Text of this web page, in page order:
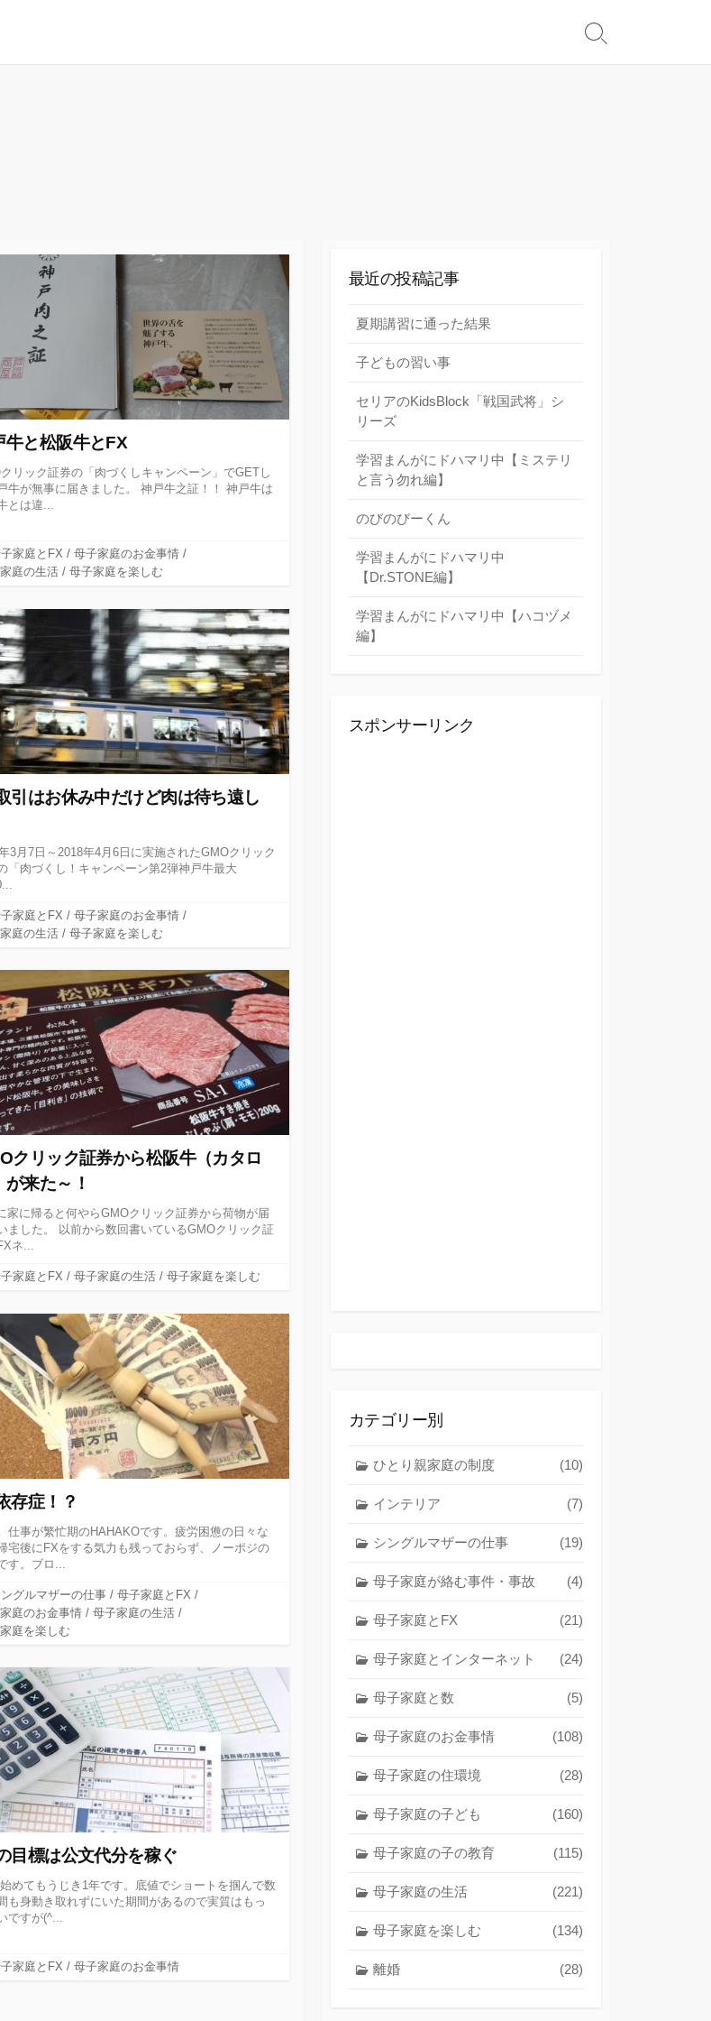
検
牛と松阪牛とFX
リック証券の「肉づくしキャンペーン」でGETし
牛が無事に届きました。 神戸牛之証！！ 神戸牛は
とは違...
家庭とFX / 母子家庭のお金事情 /
庭の生活 / 母子家庭を楽しむ
引はお休み中だけど肉は待ち遠し
3月7日～2018年4月6日に実施されたGMOクリック
「肉づくし！キャンペーン第2弾神戸牛最大
家庭とFX / 母子家庭のお金事情 /
庭の生活 / 母子家庭を楽しむ
クリック証券から松阪牛（カタロ
が来た～！
家に帰ると何やらGMOクリック証券から荷物が届
ました。 以前から数回書いているGMOクリック証
ネ...
家庭とFX / 母子家庭の生活 / 母子家庭を楽しむ
存症！？
仕事が繁忙期のHAHAKOです。疲労困憊の日々な
宅後にFXをする気力も残っておらず、ノーポジの
す。ブロ...
グルマザーの仕事 / 母子家庭とFX /
庭のお金事情 / 母子家庭の生活 /
庭を楽しむ
目標は公文代分を稼ぐ
めてもうじき1年です。底値でショートを掴んで数
も身動き取れずにいた期間があるので実質はもっ
ですが(^...
家庭とFX / 母子家庭のお金事情
最近の投稿記事
夏期講習に通った結果
子どもの習い事
セリアのKidsBlock「戦国武将」シ
リーズ
学習まんがにドハマリ中【ミステリ
と言う勿れ編】
のびのびーくん
学習まんがにドハマリ中
【Dr.STONE編】
学習まんがにドハマリ中【ハコヅメ
編】
スポンサーリンク
カテゴリー別
ひとり親家庭の制度 (10)
インテリア (7)
シングルマザーの仕事 (19)
母子家庭が絡む事件・事故 (4)
母子家庭とFX (21)
母子家庭とインターネット (24)
母子家庭と数 (5)
母子家庭のお金事情 (108)
母子家庭の住環境 (28)
母子家庭の子ども (160)
母子家庭の子の教育 (115)
母子家庭の生活 (221)
母子家庭を楽しむ (134)
離婚 (28)